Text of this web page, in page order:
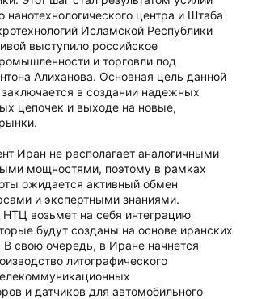
нанотехнологического центра и Штаба
Исламской Республики
выступило российское
и торговли под
Алиханова. Основная цель данной
заключается в создании надежных
цепочек и выходе на новые,
Иран не располагает аналогичными
мощностями, поэтому в рамках
ожидается активный обмен
и экспертными знаниями.
НТЦ возьмет на себя интеграцию
будут созданы на основе иранских
В свою очередь, в Иране начнется
литографического
и датчиков для автомобильного